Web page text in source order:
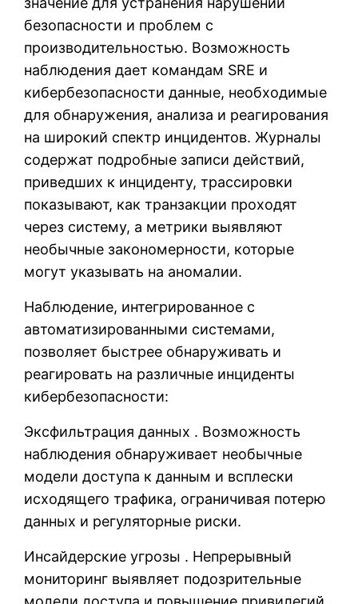
безопасности и проблем с
производительностью. Возможность
наблюдения дает командам SRE и
кибербезопасности данные, необходимые
для обнаружения, анализа и реагирования
на широкий спектр инцидентов. Журналы
содержат подробные записи действий,
приведших к инциденту, трассировки
показывают, как транзакции проходят
через систему, а метрики выявляют
необычные закономерности, которые
могут указывать на аномалии.
Наблюдение, интегрированное с
автоматизированными системами,
позволяет быстрее обнаруживать и
реагировать на различные инциденты
кибербезопасности:
Эксфильтрация данных . Возможность
наблюдения обнаруживает необычные
модели доступа к данным и всплески
исходящего трафика, ограничивая потерю
данных и регуляторные риски.
Инсайдерские угрозы . Непрерывный
мониторинг выявляет подозрительные